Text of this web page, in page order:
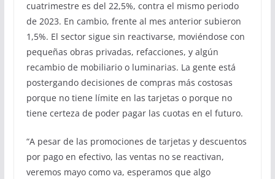
cuatrimestre es del 22,5%, contra el mismo periodo
de 2023. En cambio, frente al mes anterior subieron
1,5%. El sector sigue sin reactivarse, moviéndose con
pequeñas obras privadas, refacciones, y algún
recambio de mobiliario o luminarias. La gente está
postergando decisiones de compras más costosas
porque no tiene límite en las tarjetas o porque no
tiene certeza de poder pagar las cuotas en el futuro.
“A pesar de las promociones de tarjetas y descuentos
por pago en efectivo, las ventas no se reactivan,
veremos mayo como va, esperamos que algo